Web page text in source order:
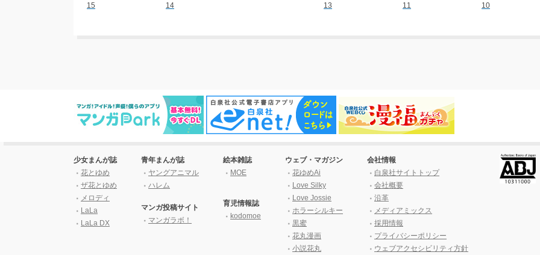
15
14
13
11
10
少女まんが誌
花とゆめ
ザ花とゆめ
メロディ
LaLa
LaLa DX
青年まんが誌
ヤングアニマル
ハレム
マンガ投稿サイト
マンガラボ！
絵本雑誌
MOE
育児情報誌
kodomoe
ウェブ・マガジン
花ゆめAi
Love Silky
Love Jossie
ホラーシルキー
黒蜜
花丸漫画
小説花丸
会社情報
白泉社サイトトップ
会社概要
沿革
メディアミックス
採用情報
プライバシーポリシー
ウェブアクセシビリティ方針